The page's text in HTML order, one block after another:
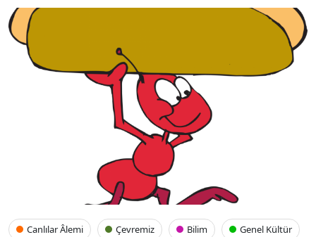
Canlılar Âlemi Çevremiz Bilim Genel Kültür